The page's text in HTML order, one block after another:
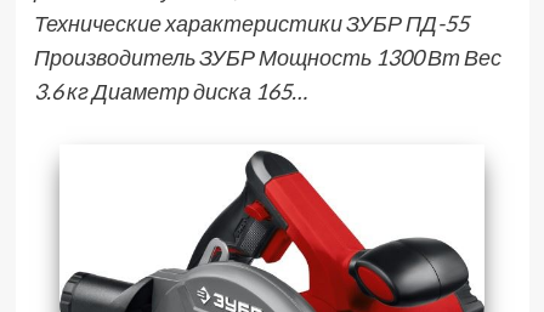
Технические характеристики ЗУБР ПД-55
Производитель ЗУБР Мощность 1300 Вт Вес
3.6 кг Диаметр диска 165…